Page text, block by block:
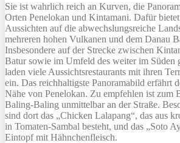
Sie ist wahrlich reich an Kurven, die
Orten Penelokan und Kintamani. Dafür bietet
Aussichten auf die abwechslungsreiche
mehreren hohen Vulkanen und dem Danau
Insbesondere auf der Strecke zwischen
Batur sowie im Umfeld des weiter im Süden
laden viele Aussichtsrestaurants mit ihren
ein. Das reichhaltigste Panoramabild erfährt
Nähe von Penelokan. Zu empfehlen ist zum
Baling-Baling unmittelbar an der Straße.
sind dort das „Chicken Lalapang“, das aus
in Tomaten-Sambal besteht, und das „Soto
Eintopf mit Hähnchenfleisch.